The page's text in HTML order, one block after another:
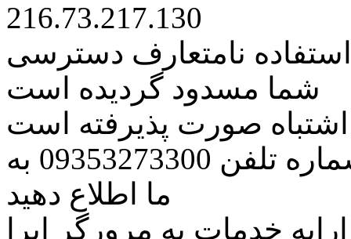
216.73.217.130
نامتعارف دسترسی
شما مسدود گردیده است
اشتباه صورت پذیرفته است
مراتب این مسئله را از طریق شماره تلفن 09353273300 به
ما اطلاع دهید
خدمات به مرورگر اپرا